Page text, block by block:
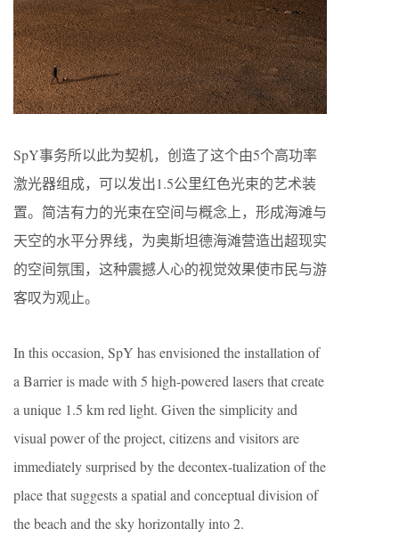
SpY事务所以此为契机，创造了这个由5个高功率
激光器组成，可以发出1.5公里红色光束的艺术装
置。简洁有力的光束在空间与概念上，形成海滩与
天空的水平分界线，为奥斯坦德海滩营造出超现实
的空间氛围，这种震撼人心的视觉效果使市民与游
客叹为观止。
In this occasion, SpY has envisioned the installation of
a Barrier is made with 5 high-powered lasers that create
a unique 1.5 km red light. Given the simplicity and
visual power of the project, citizens and visitors are
immediately surprised by the decontex-tualization of the
place that suggests a spatial and conceptual division of
the beach and the sky horizontally into 2.